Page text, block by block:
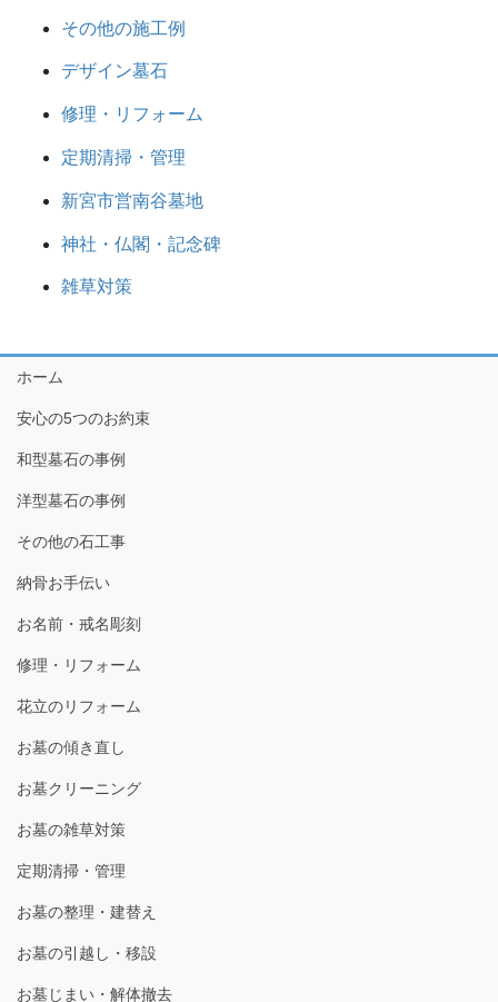
その他の施工例
デザイン墓石
修理・リフォーム
定期清掃・管理
新宮市営南谷墓地
神社・仏閣・記念碑
雑草対策
ホーム
安心の5つのお約束
和型墓石の事例
洋型墓石の事例
その他の石工事
納骨お手伝い
お名前・戒名彫刻
修理・リフォーム
花立のリフォーム
お墓の傾き直し
お墓クリーニング
お墓の雑草対策
定期清掃・管理
お墓の整理・建替え
お墓の引越し・移設
お墓じまい・解体撤去